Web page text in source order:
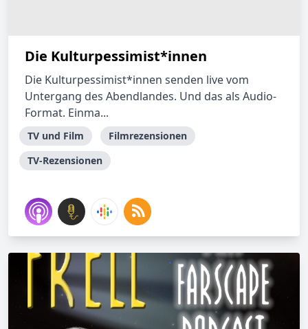
Die Kulturpessimist*innen
Die Kulturpessimist*innen senden live vom
Untergang des Abendlandes. Und das als Audio-
Format. Einma...
TV und Film
Filmrezensionen
TV-Rezensionen